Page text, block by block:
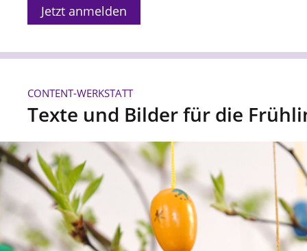
Jetzt anmelden
CONTENT-WERKSTATT
Texte und Bilder für die